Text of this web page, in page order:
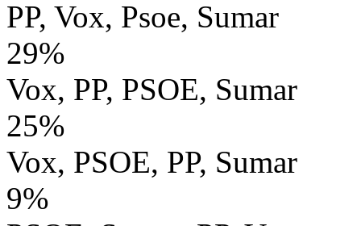
PP, Vox, Psoe, Sumar
29%
Vox, PP, PSOE, Sumar
25%
Vox, PSOE, PP, Sumar
9%